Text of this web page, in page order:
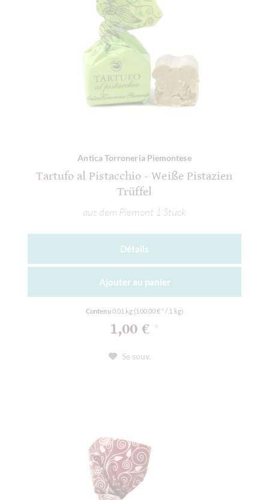
Antica Torroneria Piemontese
Tartufo al Pistacchio - Weiße Pistazien
Trüffel
aus dem Piemont 1 Stück
Détails
Ajouter au panier
Contenu0.01 kg (100,00 € * / 1 kg)
1,00 €
Se souv.